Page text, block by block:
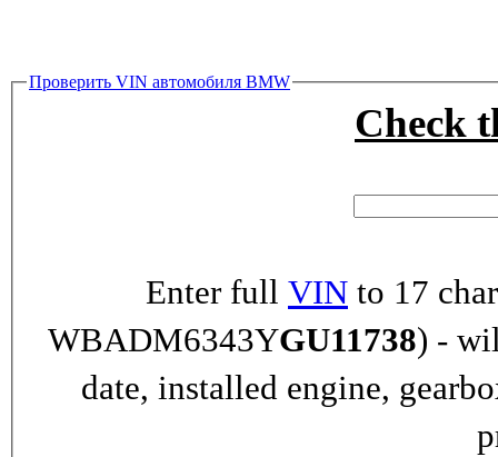
Проверить VIN автомобиля BMW
Check
Enter full VIN to 17
WBADM6343YGU11738) -
date, installed engine,